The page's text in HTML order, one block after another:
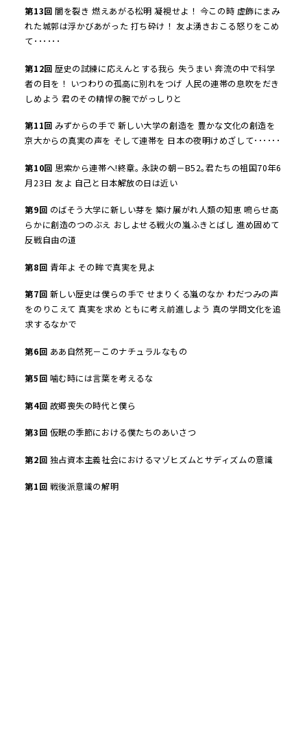
第13回 闇を裂き 燃えあがる松明 凝視せよ！ 今この時 虚飾にまみ
れた城郭は浮かびあがった 打ち砕け！ 友よ湧きおこる怒りをこめ
て･･････
第12回 歴史の試練に応えんとする我ら 失うまい 奔流の中で科学
者の目を！ いつわりの孤高に別れをつげ 人民の連帯の息吹をだき
しめよう 君のその精悍の腕でがっしりと
第11回 みずからの手で 新しい大学の創造を 豊かな文化の創造を
京大からの真実の声を そして連帯を 日本の夜明けめざして･･････
第10回 思索から連帯へ!終章｡ 永訣の朝－B52｡君たちの祖国70年6
月23日 友よ 自己と日本解放の日は近い
第9回 のばそう大学に新しい芽を 築け展がれ人類の知恵 鳴らせ高
らかに創造のつのぶえ おしよせる戦火の嵐ふきとばし 進め固めて
反戦自由の道
第8回 青年よ その眸で真実を見よ
第7回 新しい歴史は僕らの手で せまりくる嵐のなか わだつみの声
をのりこえて 真実を求め ともに考え前進しよう 真の学問文化を追
求するなかで
第6回 ああ自然死－このナチュラルなもの
第5回 噛む時には言葉を考えるな
第4回 故郷喪失の時代と僕ら
第3回 仮眠の季節における僕たちのあいさつ
第2回 独占資本主義社会におけるマゾヒズムとサディズムの意識
第1回 戦後派意識の解明